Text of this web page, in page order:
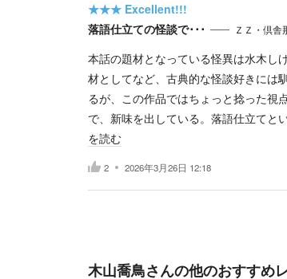
★★★ Excellent!!!
落語仕立ての怪談で･･･
ＺＺ・倶舎
本話の題材となっている怪異は水木し
材としてなど、古典的な怪談好きには
るが、この作品ではちょっと捻った視
で、新味を出している。落語仕立てと
を読む
2 2026年3月26日 12:18
木山喬鳥さんの他のおすすめ